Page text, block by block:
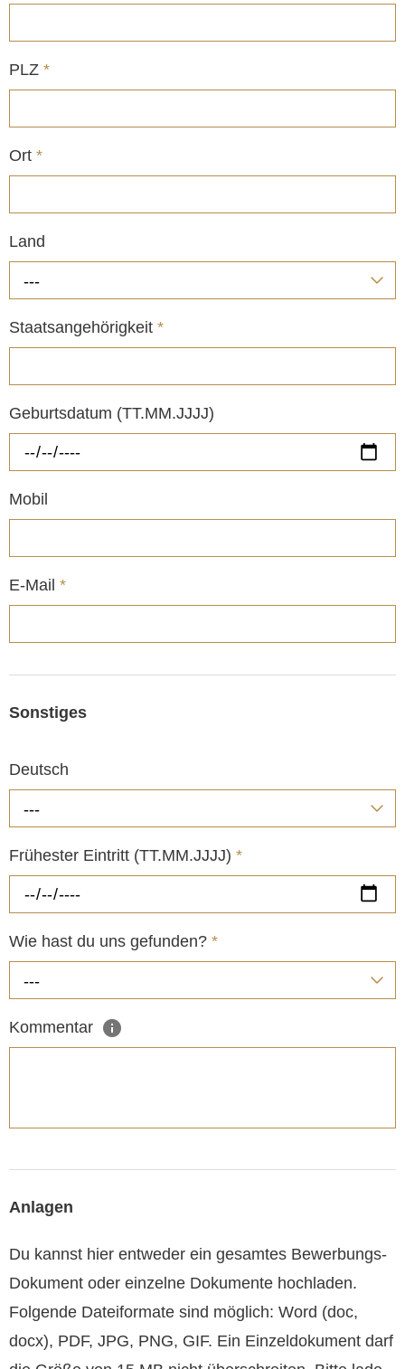
PLZ *
Ort *
Land
---
Staatsangehörigkeit *
Geburtsdatum (TT.MM.JJJJ)
Mobil
E-Mail *
Sonstiges
Deutsch
---
Frühester Eintritt (TT.MM.JJJJ) *
Wie hast du uns gefunden? *
---
Kommentar
Anlagen
Du kannst hier entweder ein gesamtes Bewerbungs-
Dokument oder einzelne Dokumente hochladen.
Folgende Dateiformate sind möglich: Word (doc,
docx), PDF, JPG, PNG, GIF. Ein Einzeldokument darf